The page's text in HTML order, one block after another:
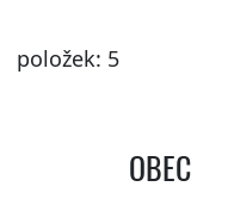
položek: 5
OBEC